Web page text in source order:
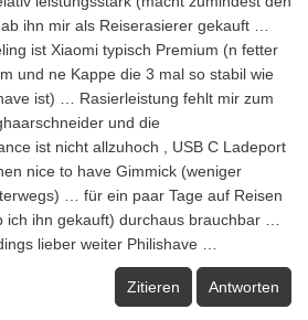
ihn mir als Reiserasierer gekauft …
ist Xiaomi typisch Premium (n fetter
und ne Kappe die 3 mal so stabil wie
ist) … Rasierleistung fehlt mir zum
und die
ist nicht allzuhoch , USB C Ladeport
nice to have Gimmick (weniger
… für ein paar Tage auf Reisen
ich ihn gekauft) durchaus brauchbar …
lieber weiter Philishave …
Zitieren Antworten